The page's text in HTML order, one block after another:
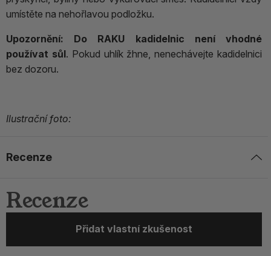
umístěte na nehořlavou podložku.
Upozornění:
Do RAKU kadidelnic není vhodné
používat sůl. Pokud uhlík žhne, nenechávejte kadidelnici
bez dozoru.
Ilustrační foto:
Recenze
Recenze
Přidat vlastní zkušenost